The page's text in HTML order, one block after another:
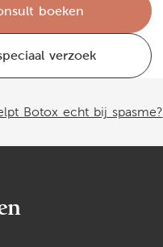
boeken
verzoek
Botox echt bij spasme?